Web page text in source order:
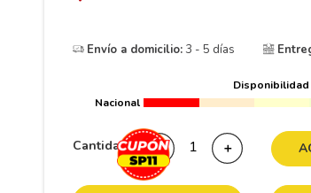
Envío a domicilio:3 - 5 días
Disponibilidad
Nacional
Cantidad ＋
－